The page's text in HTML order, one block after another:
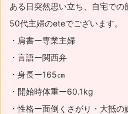
ある日突然思い立ち、自宅での
50代主婦のeteでございます。
・肩書ー専業主婦
・言語ー関西弁
・身長ー165㎝
・開始時体重ー60.1kg
・性格ー面倒くさがり・大抵